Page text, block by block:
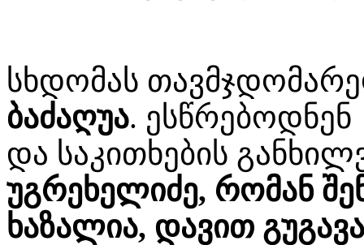
სხდომას
ბაძაღუა. ესწრებოდნენ
და საკითხების
უგრეხელიძე, რომან
ხაზალია, დავით